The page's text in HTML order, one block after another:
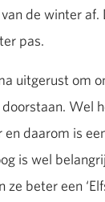
de winter
pas.
uitgerust om
Wel
daarom is
is wel
ze beter een